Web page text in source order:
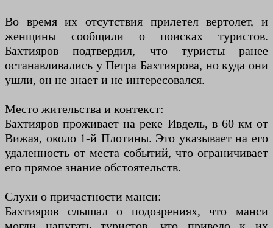
Во время их отсутствия прилетел вертолет, и
женщины сообщили о поисках туристов.
Бахтияров подтвердил, что туристы ранее
останавливались у Петра Бахтиярова, но куда они
ушли, он не знает и не интересовался.
Место жительства и контекст:
Бахтияров проживает на реке Ивдель, в 60 км от
Вижая, около 1-й Плотины. Это указывает на его
удаленность от места событий, что ограничивает
его прямое знание обстоятельств.
Слухи о причастности манси:
Бахтияров слышал о подозрениях, что манси